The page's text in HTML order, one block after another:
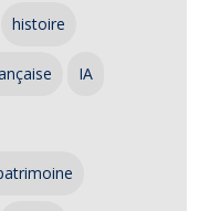
histoire
IA